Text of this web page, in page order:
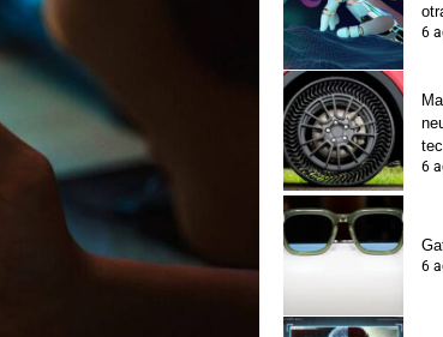
6
6
6